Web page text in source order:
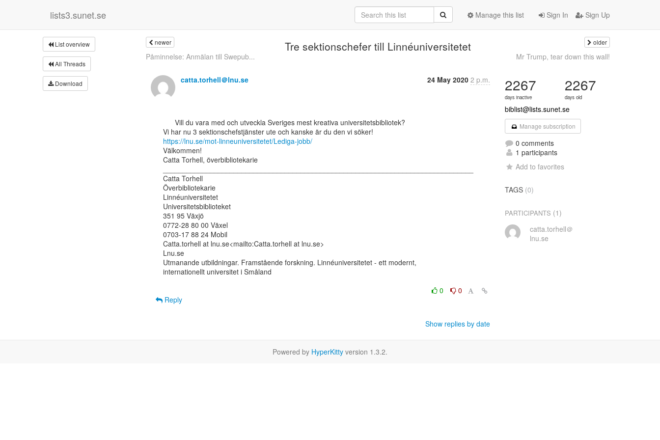
lists3.sunet.se Sign In Sign Up
Manage this list
List overview
All Threads
Download
newer Tre sektionschefer till Linnéuniversitetet older
Påminnelse: Anmälan till Swepub... Mr Trump, tear down this wall!
catta.torhell＠lnu.se 24 May 2020 2 p.m.
https://lnu.se/mot-linneuniversitetet/Lediga-jobb/
Välkommen!
Catta Torhell, överbibliotekarie
Catta Torhell
Överbibliotekarie
Linnéuniversitetet
Universitetsbiblioteket
351 95 Växjö
0772-28 80 00 Växel
0703-17 88 24 Mobil
Catta.torhell at lnu.se<mailto:Catta.torhell at lnu.se>
Lnu.se
Utmanande utbildningar. Framstående forskning. Linnéuniversitetet - ett modernt,
internationellt universitet i Småland
0
0
Reply
Show replies by date
2267
days inactive
2267
days old
biblist@lists.sunet.se
Manage subscription
0 comments
1 participants
Add to favorites
TAGS (0)
PARTICIPANTS (1)
catta.torhell＠
lnu.se
Powered by HyperKitty version 1.3.2.